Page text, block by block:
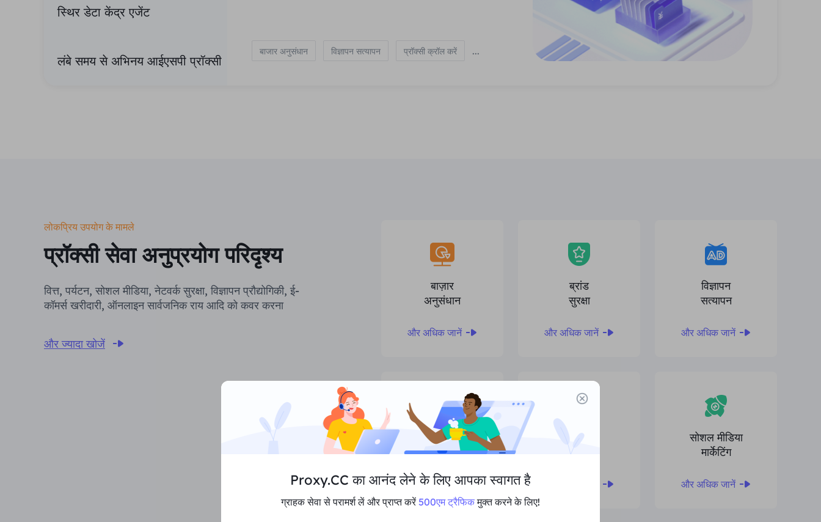
स्थिर डेटा केंद्र एजेंट
लंबे समय से अभिनय आईएसपी प्रॉक्सी
बाजार अनुसंधान विज्ञापन सत्यापन प्रॉक्सी क्रॉल करें ...
लोकप्रिय उपयोग के मामले
प्रॉक्सी सेवा अनुप्रयोग परिदृश्य
वित्त, पर्यटन, सोशल मीडिया, नेटवर्क सुरक्षा, विज्ञापन प्रौद्योगिकी, ई-
कॉमर्स खरीदारी, ऑनलाइन सार्वजनिक राय आदि को कवर करना
और ज्यादा खोजें
बाज़ार
अनुसंधान
और अधिक जानें
ब्रांड
सुरक्षा
और अधिक जानें
विज्ञापन
सत्यापन
और अधिक जानें
वेब स्क्रेपिंग &
क्रॉलिंग
और अधिक जानें
एसईओ
निगरानी
सोशल मीडिया
मार्केटिंग
और अधिक जानें
Proxy.CC का आनंद लेने के लिए आपका स्वागत है
ग्राहक सेवा से परामर्श लें और प्राप्त करें 500एम ट्रैफिकमुक्त करने के लिए!